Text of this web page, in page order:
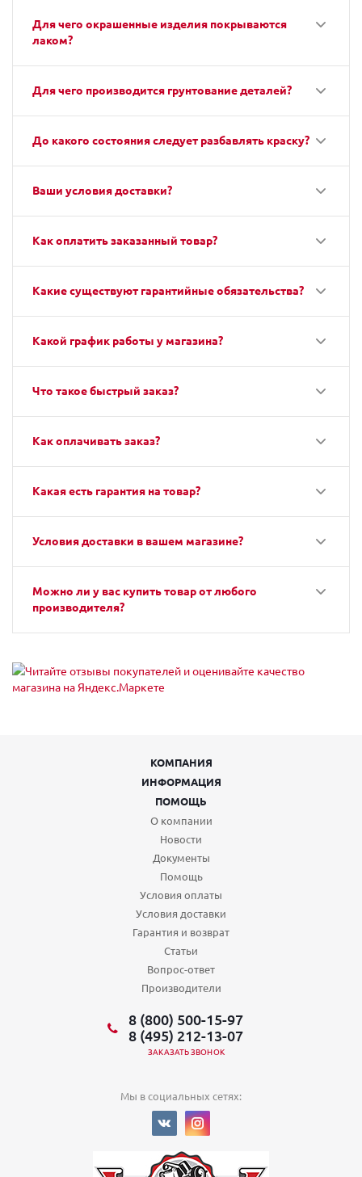
Для чего окрашенные изделия покрываются
лаком?
Для чего производится грунтование деталей?
До какого состояния следует разбавлять краску?
Ваши условия доставки?
Как оплатить заказанный товар?
Какие существуют гарантийные обязательства?
Какой график работы у магазина?
Что такое быстрый заказ?
Как оплачивать заказ?
Какая есть гарантия на товар?
Условия доставки в вашем магазине?
Можно ли у вас купить товар от любого
производителя?
КОМПАНИЯ
ИНФОРМАЦИЯ
ПОМОЩЬ
О компании
Новости
Документы
Помощь
Условия оплаты
Условия доставки
Гарантия и возврат
Статьи
Вопрос-ответ
Производители
8 (800) 500-15-97
8 (495) 212-13-07
ЗАКАЗАТЬ ЗВОНОК
Мы в социальных сетях: